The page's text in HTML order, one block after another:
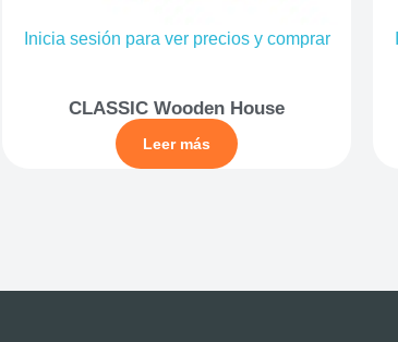
Inicia sesión para ver precios y comprar
CLASSIC Wooden House
Leer más